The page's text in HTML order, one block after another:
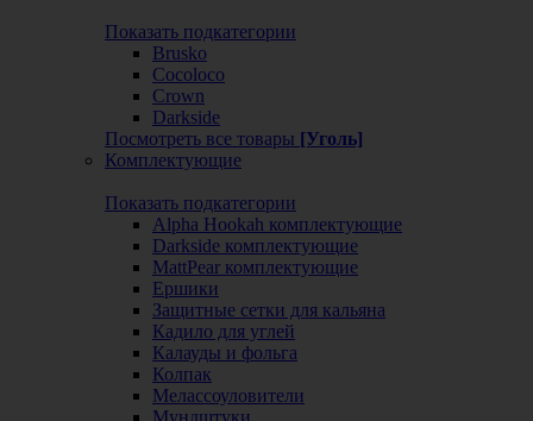
Показать подкатегории
Brusko
Cocoloco
Crown
Darkside
Посмотреть все товары [Уголь]
Комплектующие
Показать подкатегории
Alpha Hookah комплектующие
Darkside комплектующие
MattPear комплектующие
Ершики
Защитные сетки для кальяна
Кадило для углей
Калауды и фольга
Колпак
Мелассоуловители
Мундштуки